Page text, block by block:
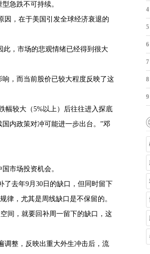
急跌不可持续。
因，在于美国引发全球经济衰退的
，市场的悲观情绪已经得到很大
，而当前股价已较大程度反映了这
幅较大（5%以上）后往往进入探底
内政策对冲可能进一步出台。”邓
市场投资机会。
去年9月30日的缺口，但同时留下
律，尤其是周线缺口是不保留的。
间，就要回补周一留下的缺口，这
调整，反映出重大外生冲击后，流
4
5
6
7
8
9